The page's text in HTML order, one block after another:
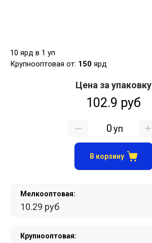
10 ярд в 1 уп
Крупнооптовая от: 150 ярд
Мелкооптовая:
10.29 руб
Крупнооптовая:
Цена за упаковку
102.9 руб
уп
В корзину